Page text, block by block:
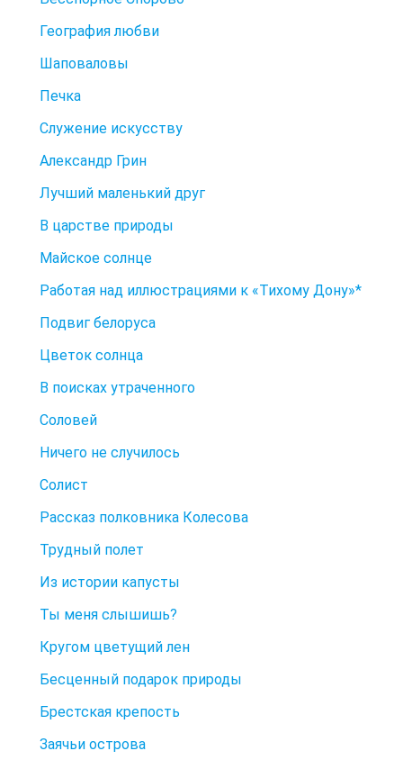
География любви
Шаповаловы
Печка
Служение искусству
Александр Грин
Лучший маленький друг
В царстве природы
Майское солнце
Работая над иллюстрациями к «Тихому Дону»*
Подвиг белоруса
Цветок солнца
В поисках утраченного
Соловей
Ничего не случилось
Солист
Рассказ полковника Колесова
Трудный полет
Из истории капусты
Ты меня слышишь?
Кругом цветущий лен
Бесценный подарок природы
Брестская крепость
Заячьи острова